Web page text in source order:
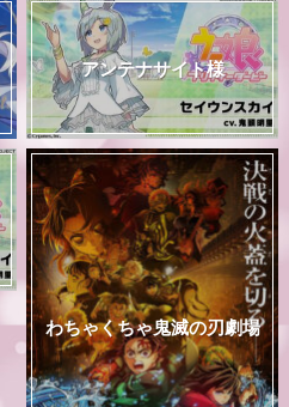
アンテナサイト様
わちゃくちゃ鬼滅の刃劇場